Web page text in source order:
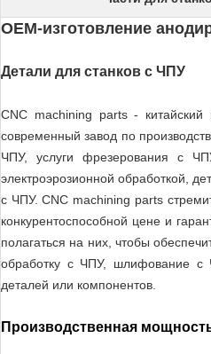
OEM-изготовление
Детали для станков с ЧПУ
CNC machining parts -
современный завод по
ЧПУ, услуги фрезерования с
электроэрозионной обработкой,
с ЧПУ. CNC machining parts
конкурентоспособной цене и
полагаться на них, чтобы
обработку с ЧПУ, шлифование с
деталей или компонентов.
Производственная